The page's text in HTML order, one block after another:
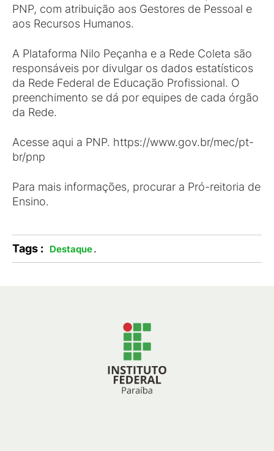
PNP, com atribuição aos Gestores de Pessoal e
aos Recursos Humanos.
A Plataforma Nilo Peçanha e a Rede Coleta são
responsáveis por divulgar os dados estatísticos
da Rede Federal de Educação Profissional. O
preenchimento se dá por equipes de cada órgão
da Rede.
Acesse aqui a PNP. https://www.gov.br/mec/pt-
br/pnp
Para mais informações, procurar a Pró-reitoria de
Ensino.
Tags : Destaque.